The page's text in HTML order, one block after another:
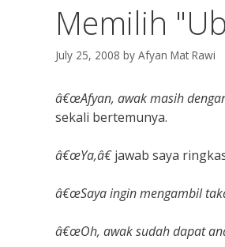
Memilih
July 25, 2008 by Afyan Mat Rawi
â€œAfyan, awak masih
sekali bertemunya.
â€œYa,â€jawab saya
â€œSaya ingin mengambil
â€œOh, awak sudah dapat